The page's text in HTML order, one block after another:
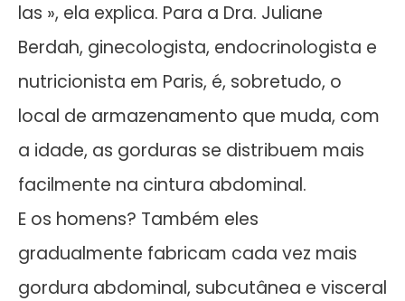
las », ela explica. Para a Dra. Juliane
Berdah, ginecologista, endocrinologista e
nutricionista em Paris, é, sobretudo, o
local de armazenamento que muda, com
a idade, as gorduras se distribuem mais
facilmente na cintura abdominal.
E os homens? Também eles
gradualmente fabricam cada vez mais
gordura abdominal, subcutânea e visceral